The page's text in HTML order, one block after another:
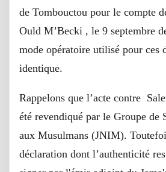
de Tombouctou pour le compte
Ould M’Becki , le 9 septembre
mode opératoire utilisé pour ces
identique.
Rappelons que l’acte contre
été revendiqué par le Groupe de
aux Musulmans (JNIM).
déclaration dont l’authenticité